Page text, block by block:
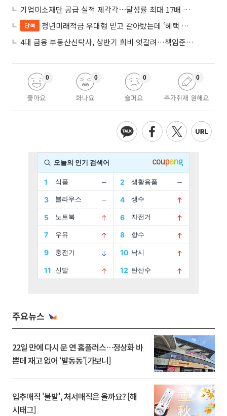
기업미소재단 공급 실적 제각각⋯달성률 최대 17배 차이
단독
청년미래적금 우대형 믿고 갈아탔는데 ‘혜택 반토막’…심사 오류에 가입자 혼선
4대 금융 부동산신탁사, 상반기 희비 엇갈려…책임준공 손실 반영 시점이 갈랐다
좋아요
0
화나요
0
슬퍼요
0
추가취재 원해요
0
주요뉴스
22일 만에 다시 문 연 홈플러스…정상화 바
쁜데 재고 없어 ‘발동동’[가보니]
입추매직 '불발', 처서매직은 올까요? [해
시태그]